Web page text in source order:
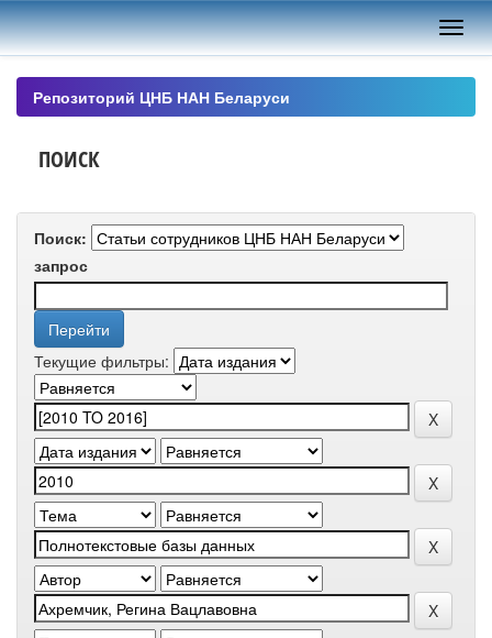
Skip
navigation
Репозиторий ЦНБ НАН Беларуси
ПОИСК
Поиск:
запрос
Текущие фильтры: